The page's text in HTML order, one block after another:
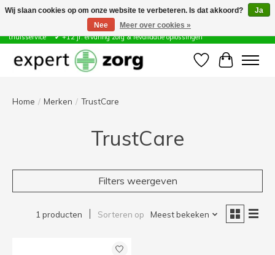
Zorg & Revalidatie Hulpmiddelen ✔ Eigen technische dienst &
thuisservice* ✔ +12 jr. ervaring zorg & revalidatie oplossingen
Verlanglijst
Home / Merken / TrustCare
TrustCare
Filters weergeven
1 producten Sorteren op Meest bekeken
Wij slaan cookies op om onze website te verbeteren. Is dat akkoord?
Ja
Nee
Meer over cookies »